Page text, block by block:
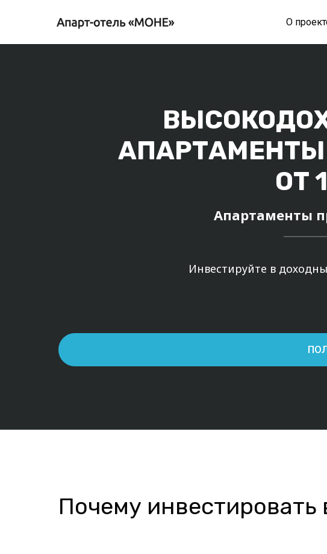
О
ОТ
Апартаменты
Инвестируйте в
Почему